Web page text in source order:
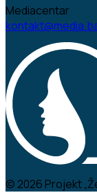
Mediacentar
© 2026 Projekt